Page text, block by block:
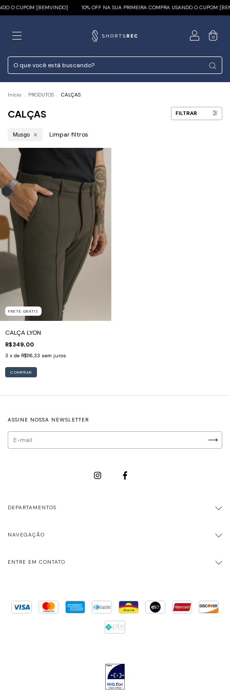
O CUPOM [BEMVINDO] 10% OFF NA SUA PRIMEIRA COMPRA USANDO O CUPOM
0
Início . PRODUTOS . CALÇAS
CALÇAS FILTRAR
Musgo Limpar filtros
FRETE GRÁTIS
CALÇA LYON
R$349,00
3 x de R$116,33 sem juros
COMPRAR
ASSINE NOSSA NEWSLETTER
DEPARTAMENTOS
NAVEGAÇÃO
ENTRE EM CONTATO